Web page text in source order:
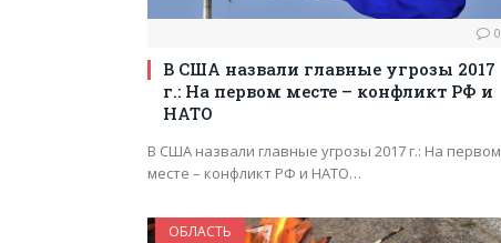
0
В США назвали главные угрозы 2017
г.: На первом месте – конфликт РФ и
НАТО
В США назвали главные угрозы 2017 г.: На первом
месте – конфликт РФ и НАТО…
ОБЛАСТЬ